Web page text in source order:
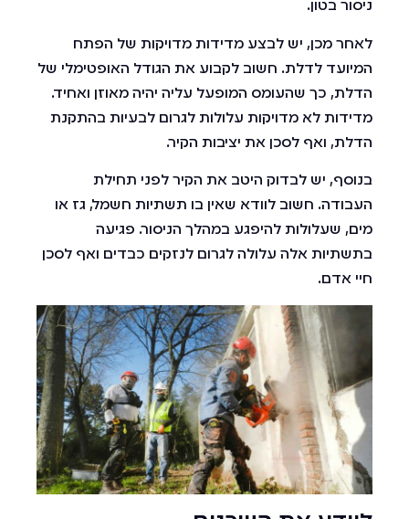
ניסור בטון.
לאחר מכן, יש לבצע מדידות מדויקות של הפתח
המיועד לדלת. חשוב לקבוע את הגודל האופטימלי של
הדלת, כך שהעומס המופעל עליה יהיה מאוזן ואחיד.
מדידות לא מדויקות עלולות לגרום לבעיות בהתקנת
הדלת, ואף לסכן את יציבות הקיר.
בנוסף, יש לבדוק היטב את הקיר לפני תחילת
העבודה. חשוב לוודא שאין בו תשתיות חשמל, גז או
מים, שעלולות להיפגע במהלך הניסור. פגיעה
בתשתיות אלה עלולה לגרום לנזקים כבדים ואף לסכן
חיי אדם.